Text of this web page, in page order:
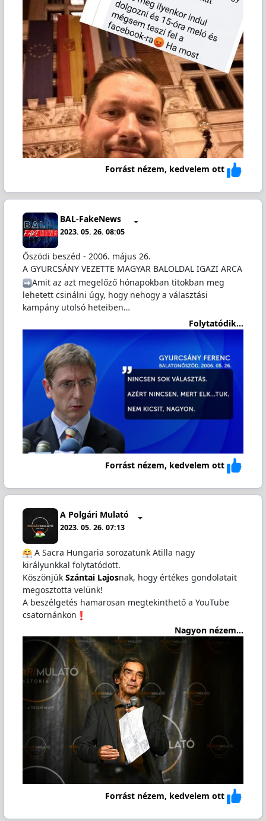
Forrást nézem, kedvelem ott
BAL-FakeNews
2023. 05. 26. 08:05
Őszödi beszéd - 2006. május 26.
A GYURCSÁNY VEZETTE MAGYAR BALOLDAL IGAZI ARCA
️Amit az azt megelőző hónapokban titokban meg
lehetett csinálni úgy, hogy nehogy a választási
kampány utolsó heteiben…
Folytatódik...
Forrást nézem, kedvelem ott
A Polgári Mulató
2023. 05. 26. 07:13
A Sacra Hungaria sorozatunk Atilla nagy
királyunkkal folytatódott.
Köszönjük Szántai Lajosnak, hogy értékes gondolatait
megosztotta velünk!
A beszélgetés hamarosan megtekinthető a YouTube
csatornánkon
Nagyon nézem...
Forrást nézem, kedvelem ott